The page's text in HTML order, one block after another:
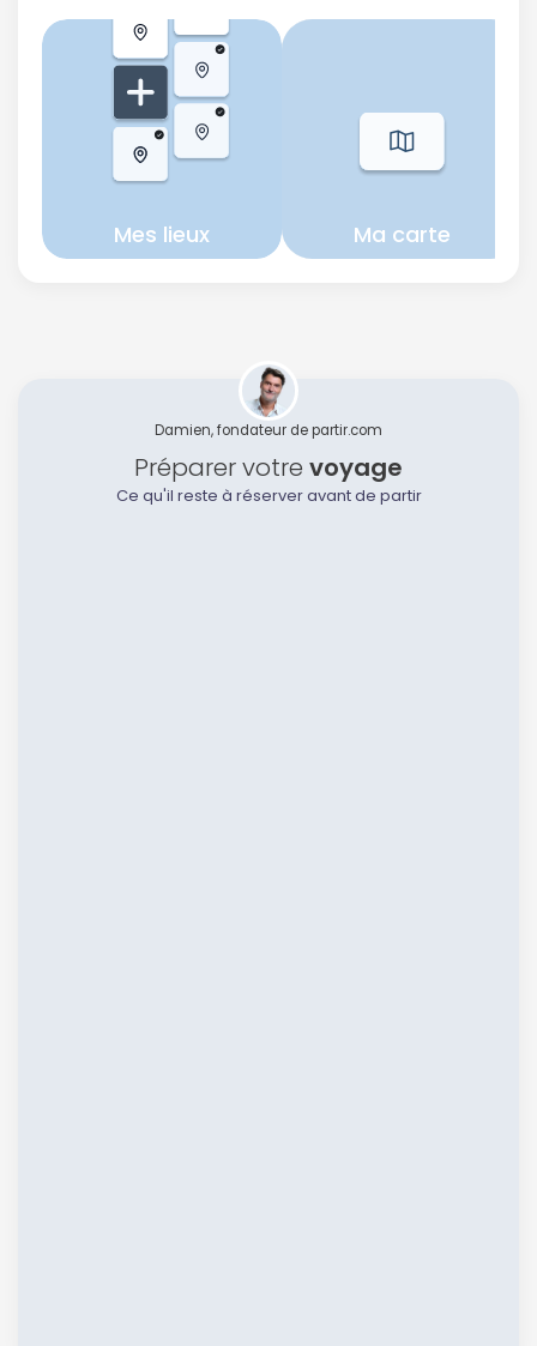
Mes lieux Ma carte
Damien, fondateur de partir.com
Préparer votre voyage
Ce qu'il reste à réserver avant de partir